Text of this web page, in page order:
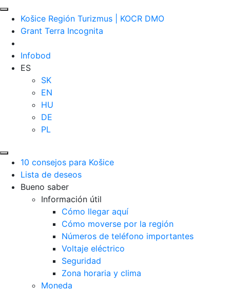
Košice Región Turizmus | KOCR DMO
Grant Terra Incognita
Infobod
ES
SK
EN
HU
DE
PL
10 consejos para Košice
Lista de deseos
Bueno saber
Información útil
Cómo llegar aquí
Cómo moverse por la región
Números de teléfono importantes
Voltaje eléctrico
Seguridad
Zona horaria y clima
Moneda